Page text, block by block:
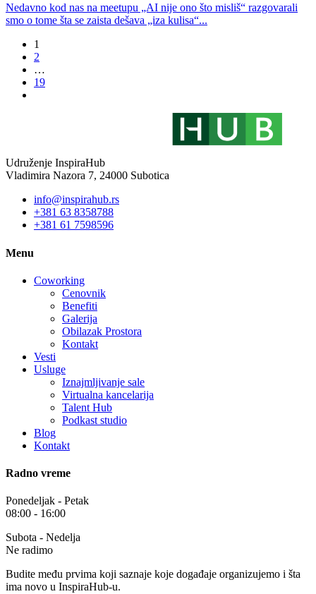
Nedavno kod nas na meetupu „AI nije ono što misliš“ razgovarali
smo o tome šta se zaista dešava „iza kulisa“...
1
2
…
19
Udruženje InspiraHub
Vladimira Nazora 7, 24000 Subotica
info@inspirahub.rs
+381 63 8358788
+381 61 7598596
Menu
Coworking
Cenovnik
Benefiti
Galerija
Obilazak Prostora
Kontakt
Vesti
Usluge
Iznajmljivanje sale
Virtualna kancelarija
Talent Hub
Podkast studio
Blog
Kontakt
Radno vreme
Ponedeljak - Petak
08:00 - 16:00
Subota - Nedelja
Ne radimo
Budite među prvima koji saznaje koje događaje organizujemo i šta
ima novo u InspiraHub-u.